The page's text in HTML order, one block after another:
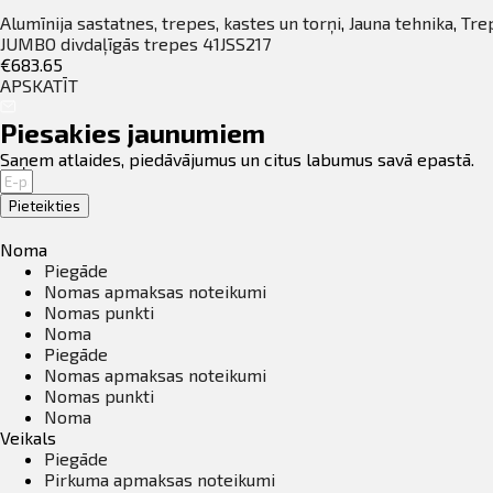
Alumīnija sastatnes, trepes, kastes un torņi Jauna tehnika
JUMBO divdaļīgās trepes 41JSS217
€683.65
APSKATĪT
Piesakies jaunumiem
Saņem atlaides, piedāvājumus un citus labumus savā epastā.
Pieteikties
Noma
Piegāde
Nomas apmaksas noteikumi
Nomas punkti
Noma
Piegāde
Nomas apmaksas noteikumi
Nomas punkti
Noma
Veikals
Piegāde
Pirkuma apmaksas noteikumi